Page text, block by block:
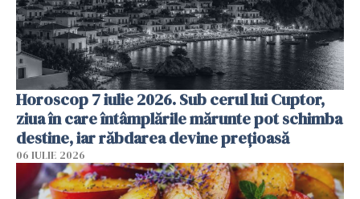
Horoscop 7 iulie 2026. Sub cerul lui Cuptor,
ziua în care întâmplările mărunte pot schimba
destine, iar răbdarea devine prețioasă
06 IULIE 2026